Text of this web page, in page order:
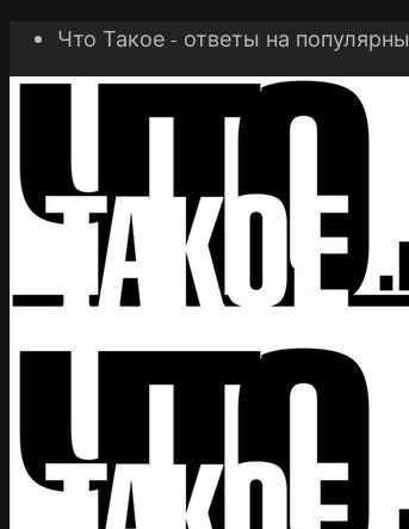
Что Такое - ответы на